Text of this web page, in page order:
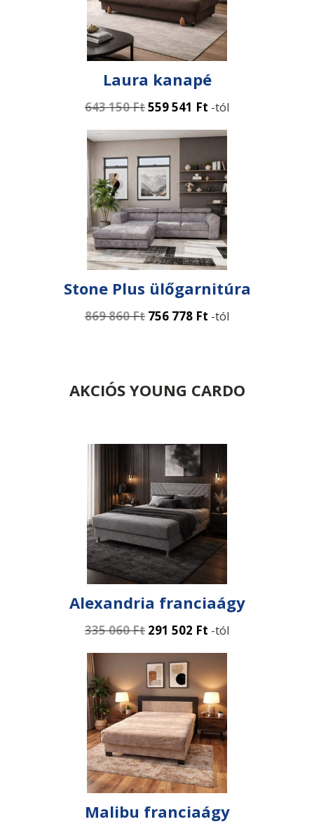
Laura kanapé
643 150Ft559 541 Ft -tól
Stone Plus ülőgarnitúra
869 860Ft 756 778 Ft -tól
AKCIÓS YOUNG CARDO
Alexandria franciaágy
335 060Ft 291 502 Ft -tól
Malibu franciaágy